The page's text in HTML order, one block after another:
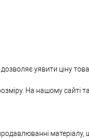
уявити ціну
На нашому сайті
матеріалу,